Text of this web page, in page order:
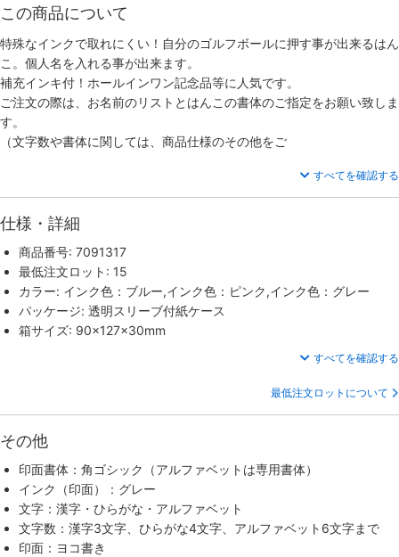
この商品について
特殊なインクで取れにくい！自分のゴルフボールに押す事が出来るはん
こ。個人名を入れる事が出来ます。
補充インキ付！ホールインワン記念品等に人気です。
ご注文の際は、お名前のリストとはんこの書体のご指定をお願い致しま
す。
（文字数や書体に関しては、商品仕様のその他をご
すべてを確認する
仕様・詳細
商品番号: 7091317
最低注文ロット: 15
カラー: インク色：ブルー,インク色：ピンク,インク色：グレー
パッケージ: 透明スリーブ付紙ケース
箱サイズ: 90×127×30mm
すべてを確認する
最低注文ロットについて
その他
印面書体：角ゴシック（アルファベットは専用書体）
インク（印面）：グレー
文字：漢字・ひらがな・アルファベット
文字数：漢字3文字、ひらがな4文字、アルファベット6文字まで
印面：ヨコ書き